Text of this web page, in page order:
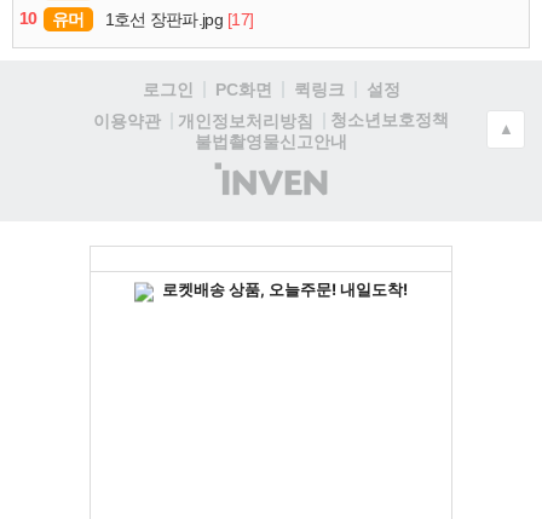
10
유머 1호선 장판파.jpg [17]
로그인 PC화면 퀵링크
설정
이용약관
개인정보처리방침
청소년보호정책
불법촬영물신고안내
(주)
인
▲